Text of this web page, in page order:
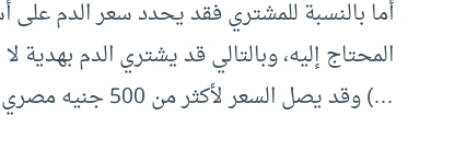
أما بالنسبة للمشتري فقد يحدد سعر الدم
المحتاج إليه، وبالتالي قد يشتري الدم
…) وقد يصل السعر لأكثر من 500 جنيه مصري خاصة لمشتقات الدم مثل الصفائح الدموية.